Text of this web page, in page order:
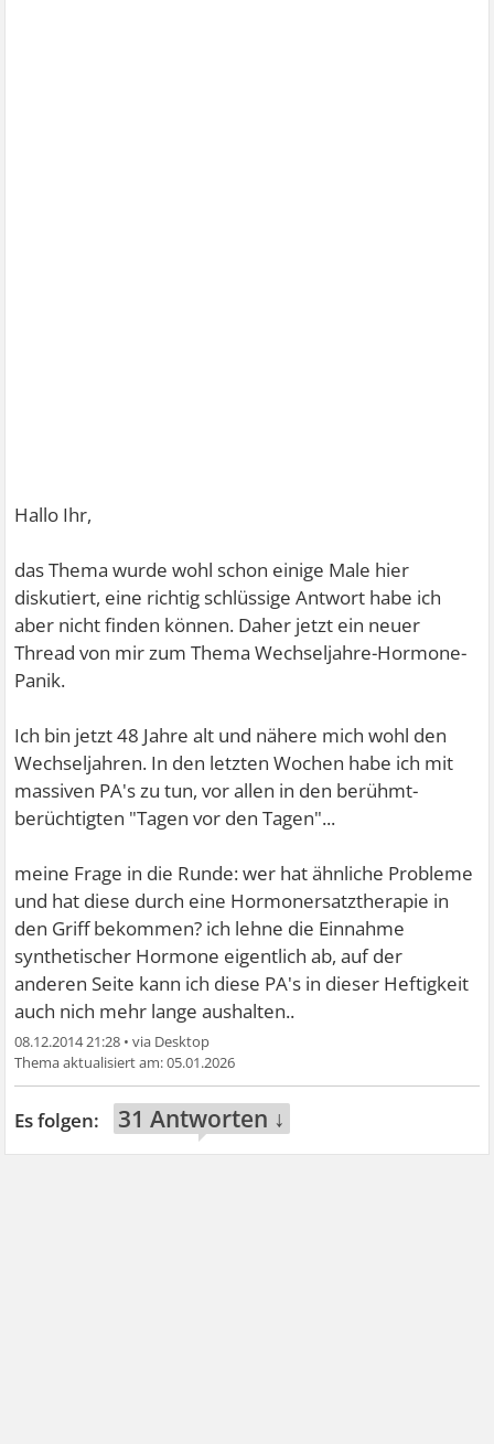
Hallo Ihr,
das Thema wurde wohl schon einige Male hier
diskutiert, eine richtig schlüssige Antwort habe ich
aber nicht finden können. Daher jetzt ein neuer
Thread von mir zum Thema Wechseljahre-Hormone-
Panik.
Ich bin jetzt 48 Jahre alt und nähere mich wohl den
Wechseljahren. In den letzten Wochen habe ich mit
massiven PA's zu tun, vor allen in den berühmt-
berüchtigten "Tagen vor den Tagen"...
meine Frage in die Runde: wer hat ähnliche Probleme
und hat diese durch eine Hormonersatztherapie in
den Griff bekommen? ich lehne die Einnahme
synthetischer Hormone eigentlich ab, auf der
anderen Seite kann ich diese PA's in dieser Heftigkeit
auch nich mehr lange aushalten..
08.12.2014 21:28 •
05.01.2026
31 Antworten ↓